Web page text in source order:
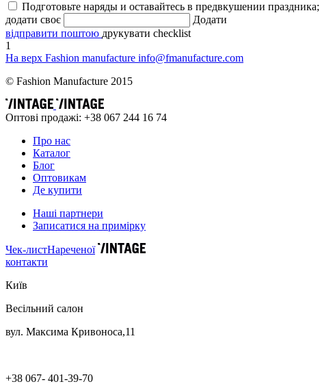
Подготовьте наряды и оставайтесь в предвкушении праздника;
додати своє
Додати
відправити поштою друкувати checklist
1
На верх Fashion manufacture info@fmanufacture.com
© Fashion Manufacture 2015
Оптові продажі: +38 067 244 16 74
Про нас
Каталог
Блог
Оптовикам
Де купити
Наші партнери
Записатися на примірку
Чек-листНареченої
контакти
Київ
Весільний салон
вул. Максима Кривоноса,11
+38 067- 401-39-70